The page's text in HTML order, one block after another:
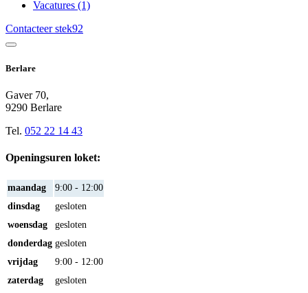
Vacatures (1)
Contacteer stek92
Berlare
Gaver 70,
9290 Berlare
Tel. 052 22 14 43
Openingsuren loket:
maandag
9:00 - 12:00
dinsdag
gesloten
woensdag
gesloten
donderdag gesloten
vrijdag
9:00 - 12:00
zaterdag
gesloten